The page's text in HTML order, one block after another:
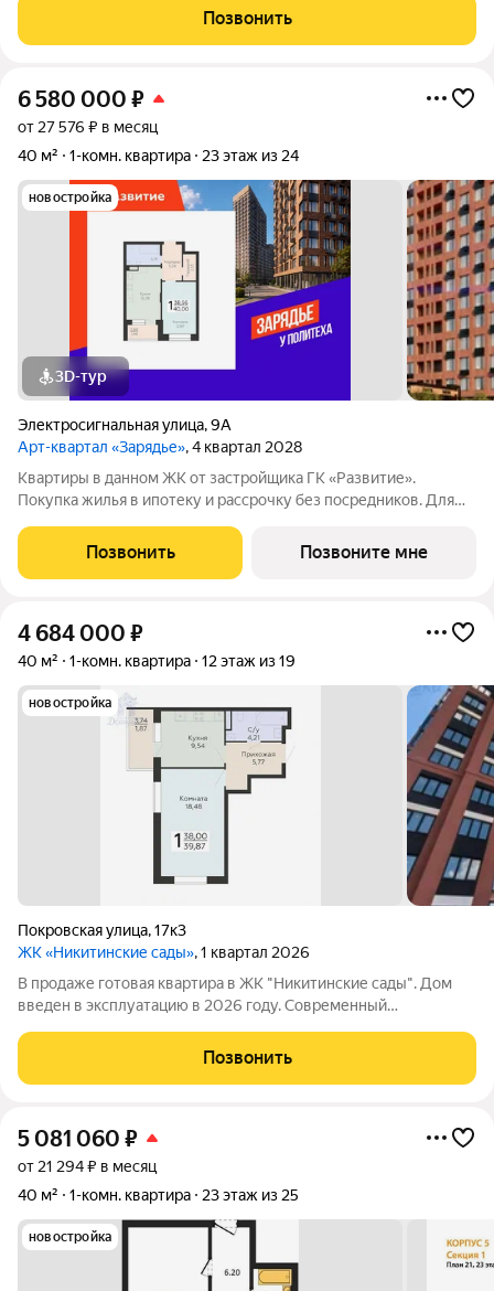
и живи» или идеальный готовый бизнес под аренду!
Просторная комната с выходом
Позвонить
6 580 000 ₽
от 27 576 ₽ в месяц
40 м²
1-комн. квартира 23 этаж из 24
новостройка
3D-тур
Электросигнальная улица,9А
Арт-квартал «Зарядье», 4 квартал 2028
Квартиры в данном ЖК от застройщика ГК «Развитие».
Покупка жилья в ипотеку и рассрочку без посредников. Для
обращайтесь в отдел продаж застройщика.
Позвонить Позвоните мне
4 684 000 ₽
40 м² 1-комн. квартира 12 этаж из 19
новостройка
Покровская улица,17к3
ЖК «Никитинские сады», 1 квартал 2026
В продаже готовая квaртира в ЖК "Никитинские сады". Дом
введен в эксплуатацию в 2026 году. Современный
вдали от трассы - идеальный вариант для проживания. Дом
оборудована автоматической пожарной
Позвонить
5 081 060 ₽
от 21 294 ₽ в месяц
40 м²
1-комн. квартира 23 этаж из 25
новостройка